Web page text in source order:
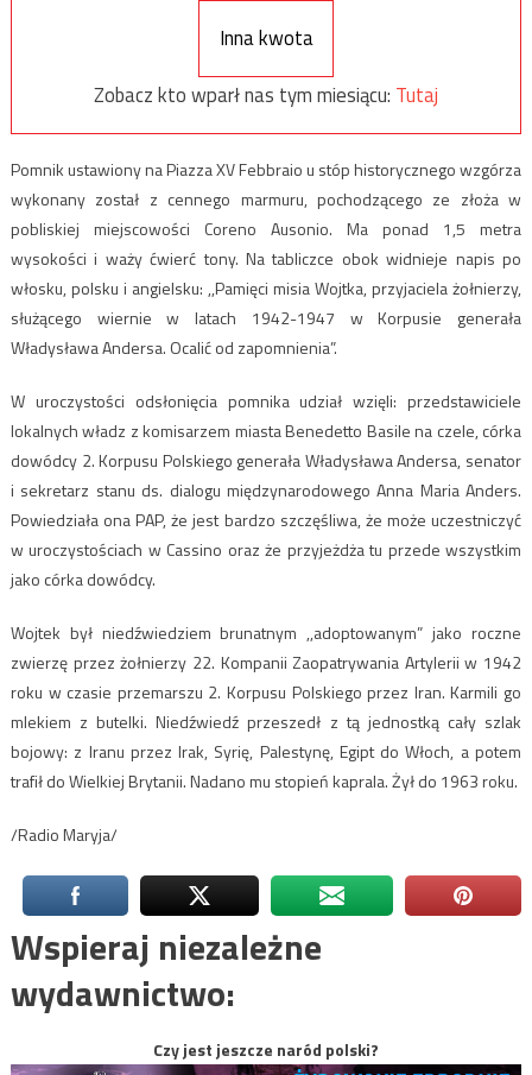
Inna kwota
Zobacz kto wparł nas tym miesiącu: Tutaj
Pomnik ustawiony na Piazza XV Febbraio u stóp historycznego wzgórza
wykonany został z cennego marmuru, pochodzącego ze złoża w
pobliskiej miejscowości Coreno Ausonio. Ma ponad 1,5 metra
wysokości i waży ćwierć tony. Na tabliczce obok widnieje napis po
włosku, polsku i angielsku: ,,Pamięci misia Wojtka, przyjaciela żołnierzy,
służącego wiernie w latach 1942-1947 w Korpusie generała
Władysława Andersa. Ocalić od zapomnienia”.
W uroczystości odsłonięcia pomnika udział wzięli: przedstawiciele
lokalnych władz z komisarzem miasta Benedetto Basile na czele, córka
dowódcy 2. Korpusu Polskiego generała Władysława Andersa, senator
i sekretarz stanu ds. dialogu międzynarodowego Anna Maria Anders.
Powiedziała ona PAP, że jest bardzo szczęśliwa, że może uczestniczyć
w uroczystościach w Cassino oraz że przyjeżdża tu przede wszystkim
jako córka dowódcy.
Wojtek był niedźwiedziem brunatnym ,,adoptowanym” jako roczne
zwierzę przez żołnierzy 22. Kompanii Zaopatrywania Artylerii w 1942
roku w czasie przemarszu 2. Korpusu Polskiego przez Iran. Karmili go
mlekiem z butelki. Niedźwiedź przeszedł z tą jednostką cały szlak
bojowy: z Iranu przez Irak, Syrię, Palestynę, Egipt do Włoch, a potem
trafił do Wielkiej Brytanii. Nadano mu stopień kaprala. Żył do 1963 roku.
/Radio Maryja/
Wspieraj niezależne
wydawnictwo:
Czy jest jeszcze naród polski?